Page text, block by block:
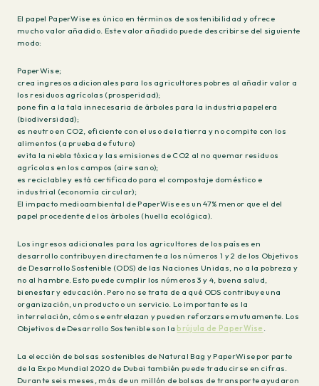
El papel PaperWise es único en términos de sostenibilidad y ofrece
mucho valor añadido. Este valor añadido puede describirse del siguiente
modo:
PaperWise;
crea ingresos adicionales para los agricultores pobres al añadir valor a
los residuos agrícolas (prosperidad);
pone fin a la tala innecesaria de árboles para la industria papelera
(biodiversidad);
es neutro en CO2, eficiente con el uso de la tierra y no compite con los
alimentos (a prueba de futuro)
evita la niebla tóxica y las emisiones de CO2 al no quemar residuos
agrícolas en los campos (aire sano);
es reciclable y está certificado para el compostaje doméstico e
industrial (economía circular);
El impacto medioambiental de PaperWise es un 47% menor que el del
papel procedente de los árboles (huella ecológica).
Los ingresos adicionales para los agricultores de los países en
desarrollo contribuyen directamente a los números 1 y 2 de los Objetivos
de Desarrollo Sostenible (ODS) de las Naciones Unidas, no a la pobreza y
no al hambre. Esto puede cumplir los números 3 y 4, buena salud,
bienestar y educación. Pero no se trata de a qué ODS contribuye una
organización, un producto o un servicio. Lo importante es la
interrelación, cómo se entrelazan y pueden reforzarse mutuamente. Los
Objetivos de Desarrollo Sostenible son la brújula de PaperWise .
La elección de bolsas sostenibles de Natural Bag y PaperWise por parte
de la Expo Mundial 2020 de Dubai también puede traducirse en cifras.
Durante seis meses, más de un millón de bolsas de transporte ayudaron